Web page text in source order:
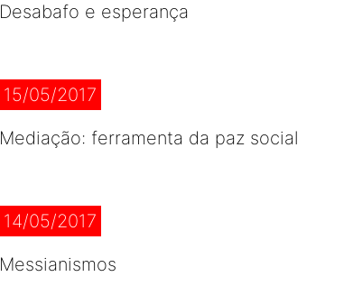
Desabafo e esperança
15/05/2017
Mediação: ferramenta da paz social
14/05/2017
Messianismos